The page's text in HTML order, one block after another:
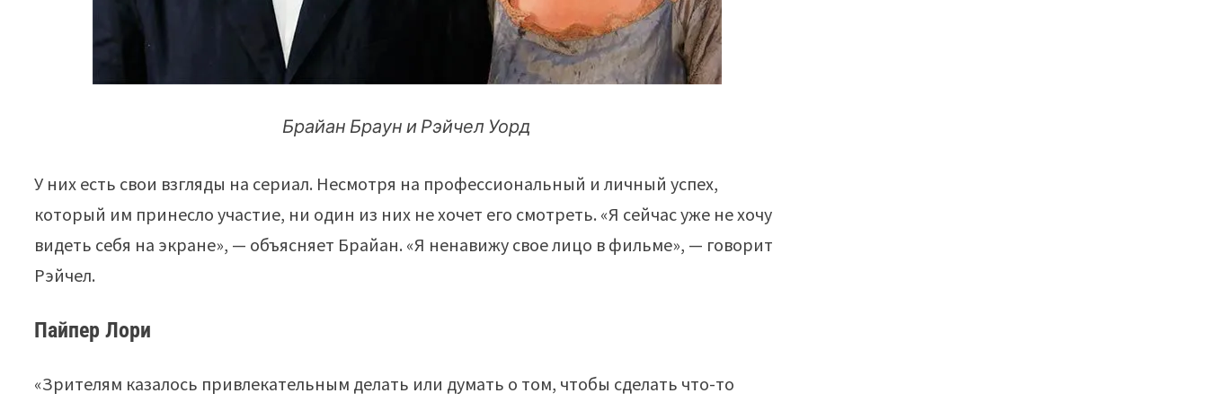
Брайан Браун и Рэйчел Уорд
У них есть свои взгляды на сериал. Несмотря на профессиональный и личный успех,
который им принесло участие, ни один из них не хочет его смотреть. «Я сейчас уже не хочу
видеть себя на экране», — объясняет Брайан. «Я ненавижу свое лицо в фильме», — говорит
Рэйчел.
Пайпер Лори
«Зрителям казалось привлекательным делать или думать о том, чтобы сделать что-то